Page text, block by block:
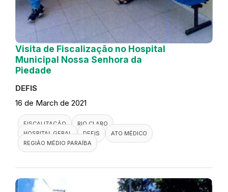
Visita de Fiscalização no Hospital
Municipal Nossa Senhora da
Piedade
DEFIS
16 de March de 2021
FISCALIZAÇÃO
RIO CLARO
HOSPITAL GERAL
DEFIS
ATO MÉDICO
REGIÃO MÉDIO PARAÍBA